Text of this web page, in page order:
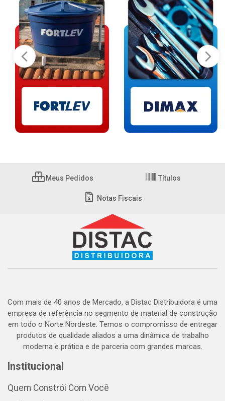
Meus Pedidos Títulos
Notas Fiscais
Com mais de 40 anos de Mercado, a Distac Distribuidora é uma
empresa de referência no segmento de material de construção
em todo o Norte Nordeste. Temos o compromisso de entregar
produtos de qualidade aliados a uma dinâmica de trabalho
moderna e prática e de parceria com grandes marcas.
Institucional
Quem Constrói Com Você